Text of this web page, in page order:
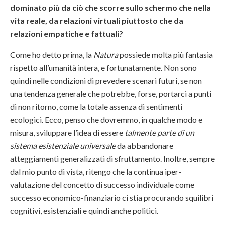
dominato più da ciò che scorre sullo schermo che nella
vita reale, da relazioni virtuali piuttosto che da
relazioni empatiche e fattuali?
Come ho detto prima, la Naturapossiede molta più fantasia
rispetto all’umanità intera, e fortunatamente. Non sono
quindi nelle condizioni di prevedere scenari futuri, se non
una tendenza generale che potrebbe, forse, portarci a punti
di non ritorno, come la totale assenza di sentimenti
ecologici. Ecco, penso che dovremmo, in qualche modo e
misura, sviluppare l’idea di essere talmente parte di un
sistema esistenziale universaleda abbandonare
atteggiamenti generalizzati di sfruttamento. Inoltre, sempre
dal mio punto di vista, ritengo che la continua iper-
valutazione del concetto di successo individuale come
successo economico-finanziario ci stia procurando squilibri
cognitivi, esistenziali e quindi anche politici.